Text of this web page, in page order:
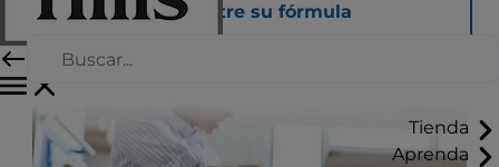
Tienda
Aprenda
Encuentre su fórmula